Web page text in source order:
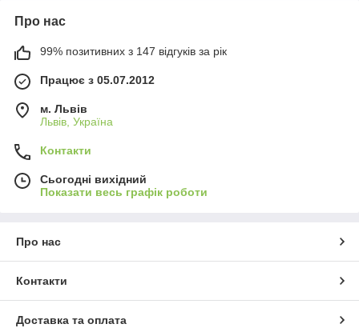
Про нас
99% позитивних з 147 відгуків за рік
Працює з 05.07.2012
м. Львів
Львів, Україна
Контакти
Сьогодні вихідний
Показати весь графік роботи
Про нас
Контакти
Доставка та оплата